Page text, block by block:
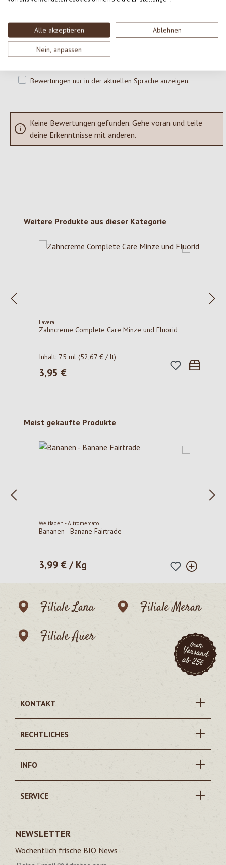
Alle akzeptieren Ablehnen
Nein, anpassen
Durchschnittliche Bewertung von 0 von 5 Sternen
Teile deine Erfahrungen mit dem Produkt mit anderen Kunden.
SCHREIBE EINE BEWERTUNG
Bewertungen nur in der aktuellen Sprache anzeigen.
Keine Bewertungen gefunden. Gehe voran und teile
deine Erkenntnisse mit anderen.
Produktgalerie überspringen
Weitere Produkte aus dieser Kategorie
Lavera
Zahncreme Complete Care Minze und Fluorid
Inhalt: 75 ml(52,67 € / lt)
Regulärer Preis:
3,95 €
Produktgalerie überspringen
Meist gekaufte Produkte
Weltladen - Altromercato
Bananen - Banane Fairtrade
Regulärer Preis:
3,99 € / Kg
Filiale Lana
Filiale Meran
Filiale Auer
KONTAKT
RECHTLICHES
INFO
SERVICE
NEWSLETTER
Wöchentlich frische BIO News